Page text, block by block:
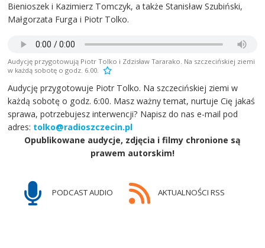
Bienioszek i Kazimierz Tomczyk, a także Stanisław Szubiński,
Małgorzata Furga i Piotr Tolko.
Audycję przygotowują Piotr Tolko i Zdzisław Tararako. Na szczecińskiej ziemi
w każdą sobotę o godz. 6.00.
Audycję przygotowuje Piotr Tolko. Na szczecińskiej ziemi w
każdą sobotę o godz. 6:00. Masz ważny temat, nurtuje Cię jakaś
sprawa, potrzebujesz interwencji? Napisz do nas e-mail pod
adres: tolko@radioszczecin.pl
Opublikowane audycje, zdjęcia i filmy chronione są
prawem autorskim!
PODCAST AUDIO AKTUALNOŚCI RSS